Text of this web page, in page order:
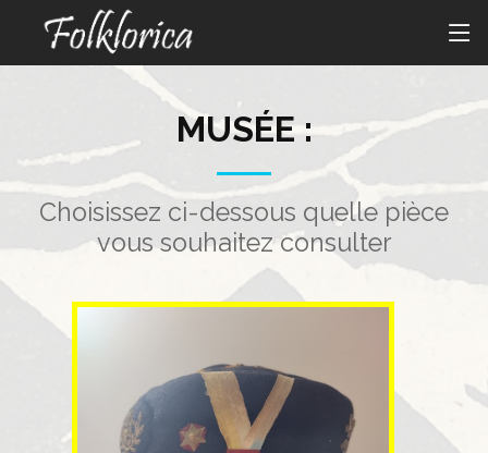
MUSÉE :
Choisissez ci-dessous quelle pièce
vous souhaitez consulter